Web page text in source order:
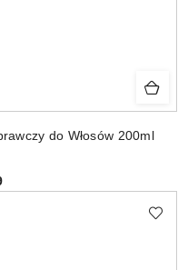
do Włosów 200ml